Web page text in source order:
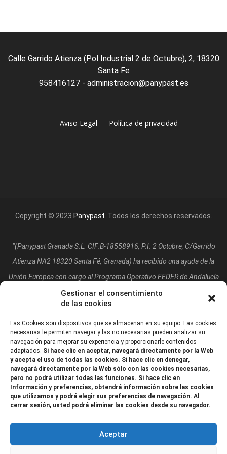
Gestionar el consentimiento
de las cookies
Las Cookies son dispositivos que se almacenan en su equipo. Las cookies
necesarias le permiten navegar y las no necesarias pueden analizar su
navegación para mejorar su experiencia y proporcionarle contenidos
adaptados. Si hace clic en aceptar, navegará directamente por la Web
y acepta el uso de todas las cookies. Si hace clic en denegar,
navegará directamente por la Web sólo con las cookies necesarias,
pero no podrá utilizar todas las funciones. Si hace clic en
Información y preferencias, obtendrá información sobre las cookies
que utilizamos y podrá elegir sus preferencias de navegación. Al
cerrar sesión, usted podrá eliminar las cookies desde su navegador.
Aceptar
Calle Garrido Atienza (Pol Industrial 2 de Octubre), 2, 18320
Santa Fe
958416127 - administracion@panypast.es
Aviso Legal Política de privacidad
Copyright © 2023 Panypast . Todos los derechos reservados.
“(Panypast Granada S.L. CIF:B-18558916, P.I. 2 Octubre, C/Garrido
Atienza NA2 18320 Santa Fé, Granada) ha recibido una ayuda de la
Unión Europea con cargo al Programa Operativo FEDER de Andalucía
2014-2020, financiada como parte de la respuesta de la Unión a la
pandemia de COVID-19 (REACT-UE), para compensar el sobrecoste
energético de gas natural y/o electricidad a pymes y autónomos
especialmente afectados por el incremento de los precios del gas
natural y la electricidad provocados por el impacto de la guerra de
agresión de Rusia contra Ucrania.”